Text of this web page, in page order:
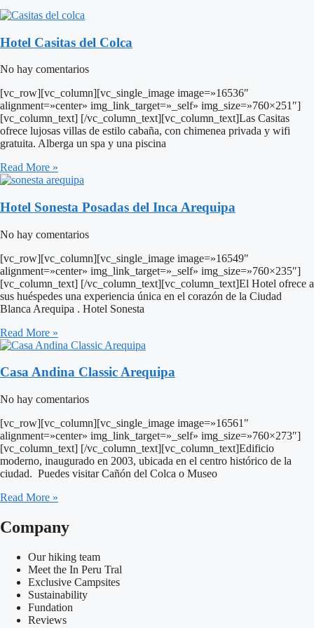
Hotel Casitas del Colca
No hay comentarios
[vc_row][vc_column][vc_single_image image=»16536″
alignment=»center» img_link_target=»_self» img_size=»760×251″]
[vc_column_text] [/vc_column_text][vc_column_text]Las Casitas
ofrece lujosas villas de estilo cabaña, con chimenea privada y wifi
gratuita. Alberga un spa y una piscina
Read More »
Hotel Sonesta Posadas del Inca Arequipa
No hay comentarios
[vc_row][vc_column][vc_single_image image=»16549″
alignment=»center» img_link_target=»_self» img_size=»760×235″]
[vc_column_text] [/vc_column_text][vc_column_text]El Hotel ofrece a
sus huéspedes una experiencia única en el corazón de la Ciudad
Blanca Arequipa . Hotel Sonesta
Read More »
Casa Andina Classic Arequipa
No hay comentarios
[vc_row][vc_column][vc_single_image image=»16561″
alignment=»center» img_link_target=»_self» img_size=»760×273″]
[vc_column_text] [/vc_column_text][vc_column_text]Edificio
moderno, inaugurado en 2003, ubicada en el centro histórico de la
ciudad. Puedes visitar Cañón del Colca o Museo
Read More »
Company
Our hiking team
Meet the In Peru Tral
Exclusive Campsites
Sustainability
Fundation
Reviews